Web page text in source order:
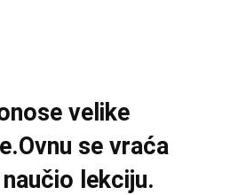
velike
se vraća
lekciju.